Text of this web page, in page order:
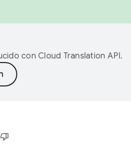
con Cloud Translation API.